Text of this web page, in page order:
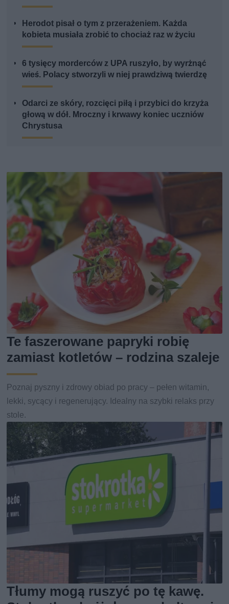
Herodot pisał o tym z przerażeniem. Każda
kobieta musiała zrobić to chociaż raz w życiu
6 tysięcy morderców z UPA ruszyło, by wyrżnąć
wieś. Polacy stworzyli w niej prawdziwą twierdzę
Odarci ze skóry, rozcięci piłą i przybici do krzyża
głową w dół. Mroczny i krwawy koniec uczniów
Chrystusa
Te faszerowane papryki robię
zamiast kotletów – rodzina szaleje
Poznaj pyszny i zdrowy obiad po pracy – pełen witamin,
lekki, sycący i regenerujący. Idealny na szybki relaks przy
stole.
Tłumy mogą ruszyć po tę kawę.